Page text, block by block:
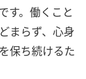
す。働くこと
まらず、心身
保ち続けるた